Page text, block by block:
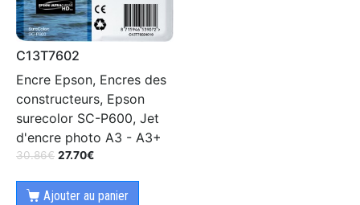
C13T7602
Encre Epson, Encres des
constructeurs, Epson
surecolor SC-P600, Jet
d'encre photo A3 - A3+
30.86€ 27.70€
Ajouter au panier